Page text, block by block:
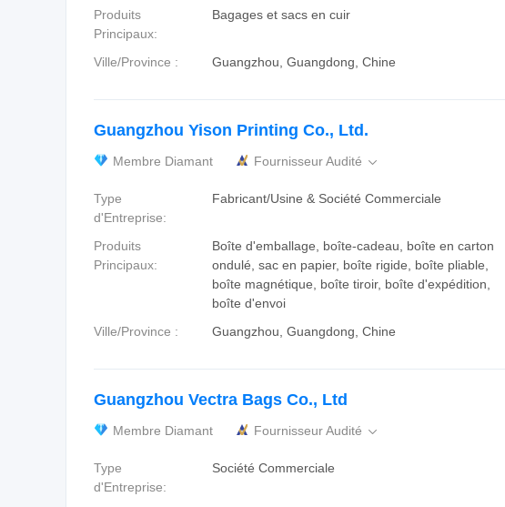
Produits
Principaux:
Bagages et sacs en cuir
Ville/Province : Guangzhou, Guangdong, Chine
Guangzhou Yison Printing Co., Ltd.
Membre Diamant Fournisseur Audité 
Type
d'Entreprise:
Fabricant/Usine & Société Commerciale
Produits
Principaux:
Boîte d'emballage, boîte-cadeau, boîte en carton
ondulé, sac en papier, boîte rigide, boîte pliable,
boîte magnétique, boîte tiroir, boîte d'expédition,
boîte d'envoi
Ville/Province :
Guangzhou, Guangdong, Chine
Guangzhou Vectra Bags Co., Ltd
Membre Diamant Fournisseur Audité 
Type
d'Entreprise:
Société Commerciale